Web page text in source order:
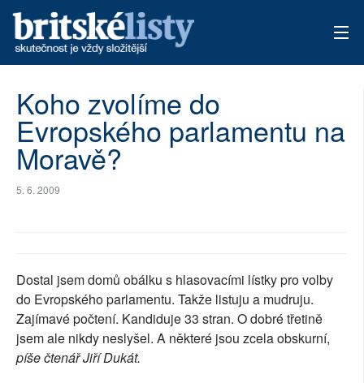
ARCHIV
TÉMATA
AUTOŘI
Koho zvolíme do
Evropského parlamentu na
Moravě?
5. 6. 2009
Dostal jsem domů obálku s hlasovacími lístky pro volby
do Evropského parlamentu. Takže listuju a mudruju.
Zajímavé počtení. Kandiduje 33 stran. O dobré třetině
jsem ale nikdy neslyšel. A některé jsou zcela obskurní,
píše čtenář Jiří Dukát.